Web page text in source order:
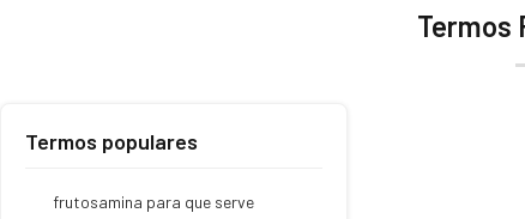
Termos
Termos populares
frutosamina para que serve